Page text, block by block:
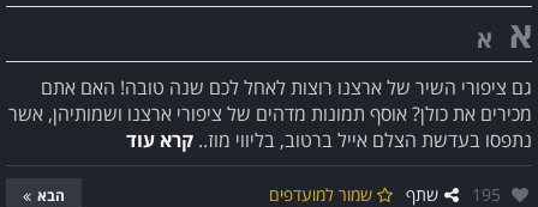
א א
גם ציפורי השיר של ארצנו רוצות לאחל לכם שנה טובה! האם אתם
מכירים את כולן? אוסף תמונות מדהים של ציפורי ארצנו ושמותיהן, אשר
נתפסו בעדשת הצלם אייל ברטוב, בליווי מוז.. קרא עוד
אהבו:
195 שתף שמור למועדפים הבא